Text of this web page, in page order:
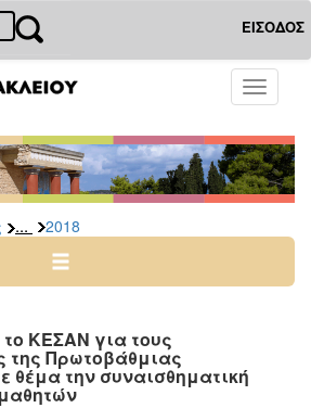
ΕΙΣΟΔΟΣ
Toggle
... 2018
ΚΕΣΑΝ για τους
της Πρωτοβάθμιας
θέμα την συναισθηματική